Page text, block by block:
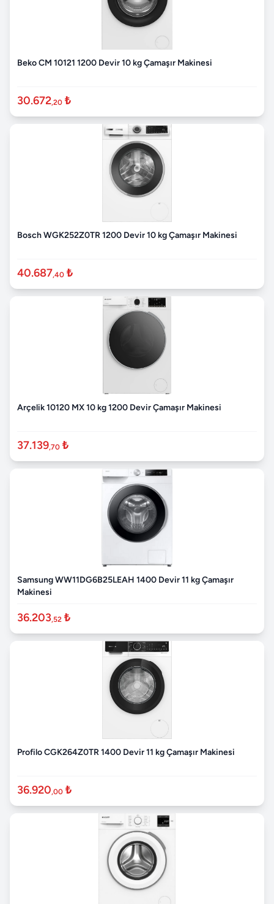
Beko CM 10121 1200 Devir 10 kg Çamaşır Makinesi
30.672,20 ₺
Bosch WGK252Z0TR 1200 Devir 10 kg Çamaşır Makinesi
40.687,40 ₺
Arçelik 10120 MX 10 kg 1200 Devir Çamaşır Makinesi
37.139,70 ₺
Samsung WW11DG6B25LEAH 1400 Devir 11 kg Çamaşır
Makinesi
36.203,52 ₺
Profilo CGK264Z0TR 1400 Devir 11 kg Çamaşır Makinesi
36.920,00 ₺